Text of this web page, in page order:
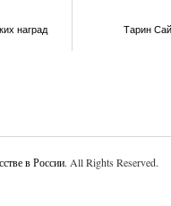
наград Тарин
в России. All Rights Reserved.